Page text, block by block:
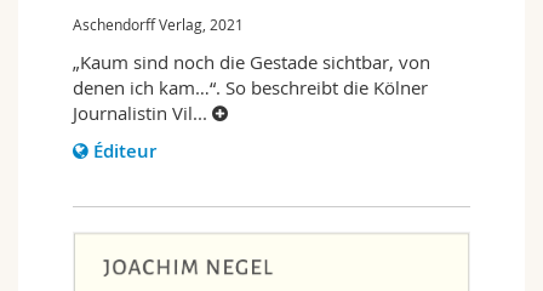
Aschendorff Verlag, 2021
„Kaum sind noch die Gestade sichtbar, von
denen ich kam…“. So beschreibt die Kölner
Journalistin Vil...
Éditeur